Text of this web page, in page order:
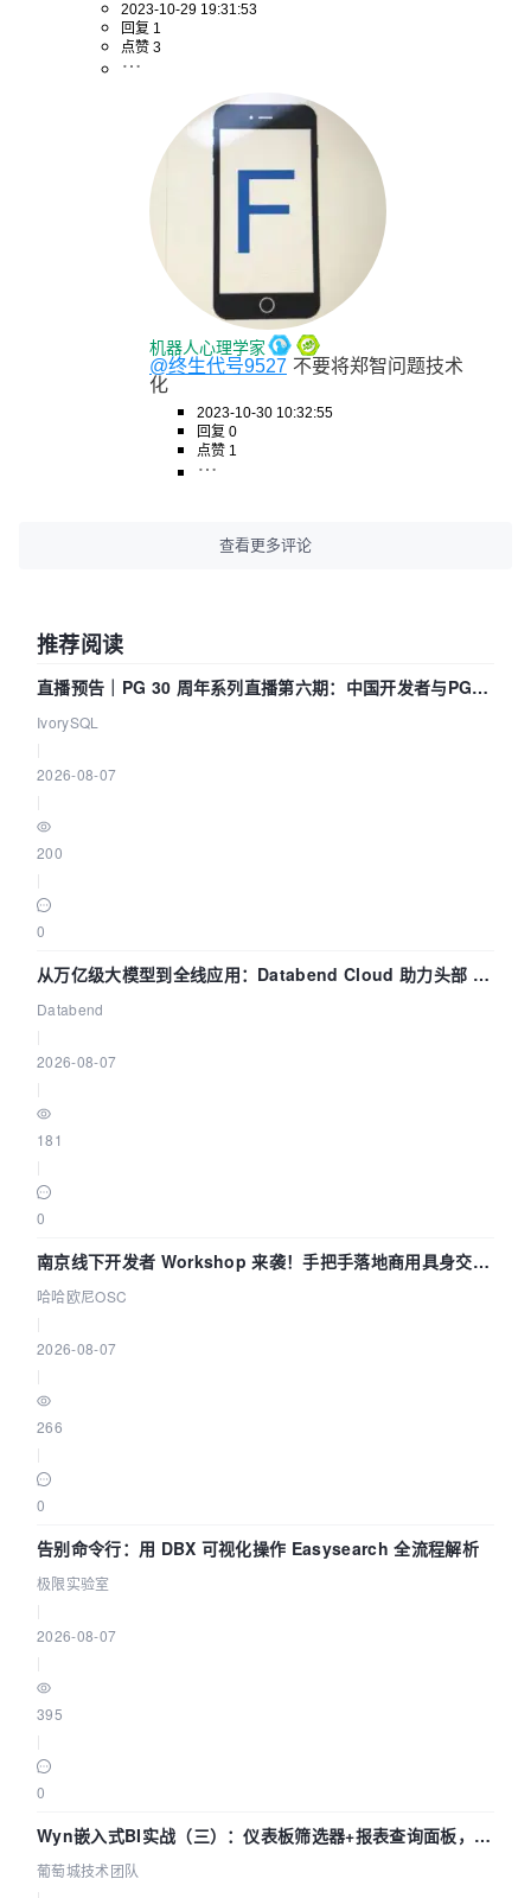
2023-10-29 19:31:53
回复 1
点赞 3
机器人心理学家
@终生代号9527 不要将郑智问题技术
化
2023-10-30 10:32:55
回复 0
点赞 1
查看更多评论
推荐阅读
直播预告｜PG 30 周年系列直播第六期：中国开发者与PG内
核——我们改得动吗？我们贡献了什么？
IvorySQL
2026-08-07
200
0
从万亿级大模型到全线应用：Databend Cloud 助力头部 AI
企业构建全链路 Trace 数据管道
Databend
2026-08-07
181
0
南京线下开发者 Workshop 来袭！手把手落地商用具身交互
智能 Agent 应用
哈哈欧尼OSC
2026-08-07
266
0
告别命令行：用 DBX 可视化操作 Easysearch 全流程解析
极限实验室
2026-08-07
395
0
Wyn嵌入式BI实战（三）：仪表板筛选器+报表查询面板，参
数联动全闭环
葡萄城技术团队